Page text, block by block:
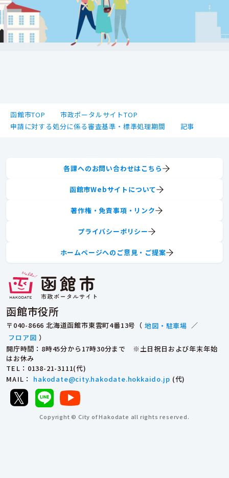
函館市TOP
市政ポータルサイトTOP
申請に対する処分に係る審査基準・標準処理期間
記事
函館市役所
〒040-8666 北海道函館市東雲町4番13号（ 地図・駐車場 ／
フロア図 ）
開庁時間：8時45分から17時30分まで ※土日祝日および年末年始
はお休み
TEL ：0138-21-3111(代)
MAIL ： hakodate@city.hakodate.hokkaido.jp (代)
各課へのお問い合わせはこちら
函館市Webサイトについて
著作権・免責事項・リンク
プライバシーポリシー
ホームページへのご意見・ご提案
Copyright © City of Hakodate all rights reserved.